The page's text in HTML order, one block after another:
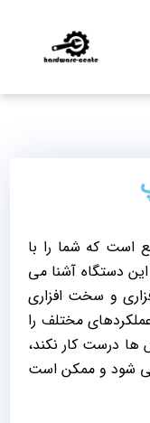
است که شما را با
دستگاه آشنا می
و سخت افزاری
مختلف را
درست کار نکند،
شود و ممکن است